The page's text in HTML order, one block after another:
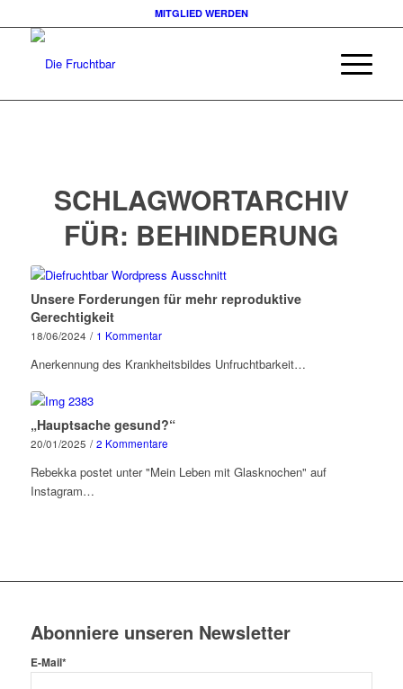
MITGLIED WERDEN
SCHLAGWORTARCHIV
FÜR: BEHINDERUNG
Unsere Forderungen für mehr reproduktive
Gerechtigkeit
18/06/2024 / 1 Kommentar
Anerkennung des Krankheitsbildes Unfruchtbarkeit…
„Hauptsache gesund?“
20/01/2025 / 2 Kommentare
Rebekka postet unter "Mein Leben mit Glasknochen" auf
Instagram…
Abonniere unseren Newsletter
E-Mail*